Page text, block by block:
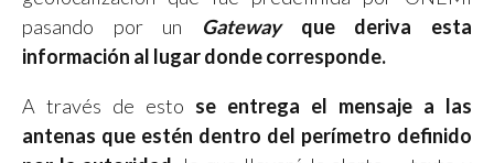
pasando por un Gatewayque deriva esta
información al lugar donde corresponde.
A través de esto se entrega el mensaje a las
antenas que estén dentro del perímetro definido